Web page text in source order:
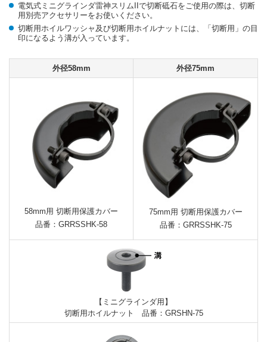
電気式ミニグラインダ雷神スリムIIで切断砥石をご使用の際は、切断
用別売アクセサリーをお使いください。
切断用ホイルワッシャ及び切断用ホイルナットには、「切断用」の目
印になるよう溝が入っています。
外径58mm 外径75mm
58mm用 切断用保護カバー
品番：GRRSSHK-58
75mm用 切断用保護カバー
品番：GRRSSHK-75
【ミニグラインダ用】
切断用ホイルナット 品番：GRSHN-75